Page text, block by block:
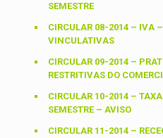
SEMESTRE
CIRCULAR 08-2014 – IVA
VINCULATIVAS
CIRCULAR 09-2014 –
RESTRITIVAS DO
CIRCULAR 10-2014 –
SEMESTRE – AVISO
CIRCULAR 11-2014 –